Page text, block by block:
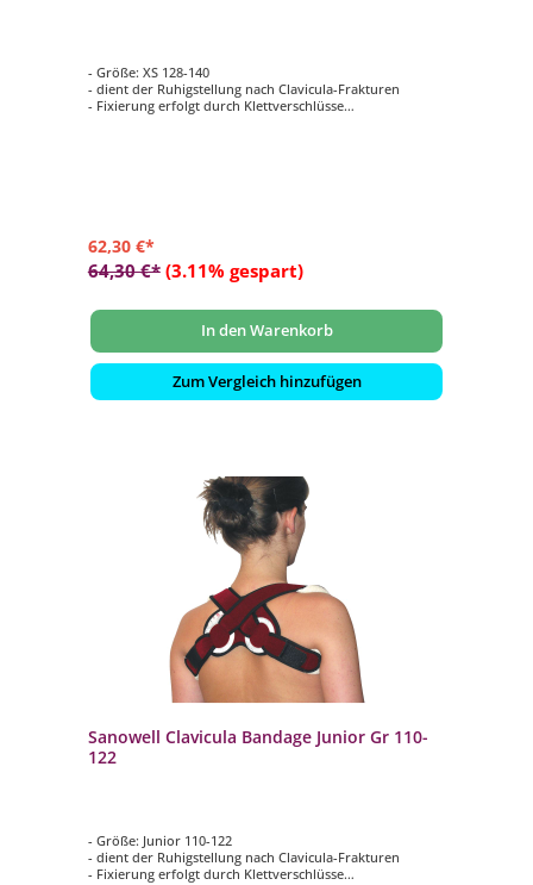
- Größe: XS 128-140
- dient der Ruhigstellung nach Clavicula-Frakturen
- Fixierung erfolgt durch Klettverschlüsse
62,30 €*
64,30 €* (3.11% gespart)
In den Warenkorb
Zum Vergleich hinzufügen
Sanowell Clavicula Bandage Junior Gr 110-
122
- Größe: Junior 110-122
- dient der Ruhigstellung nach Clavicula-Frakturen
- Fixierung erfolgt durch Klettverschlüsse